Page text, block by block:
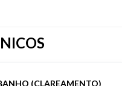
(CLAREAMENTO)